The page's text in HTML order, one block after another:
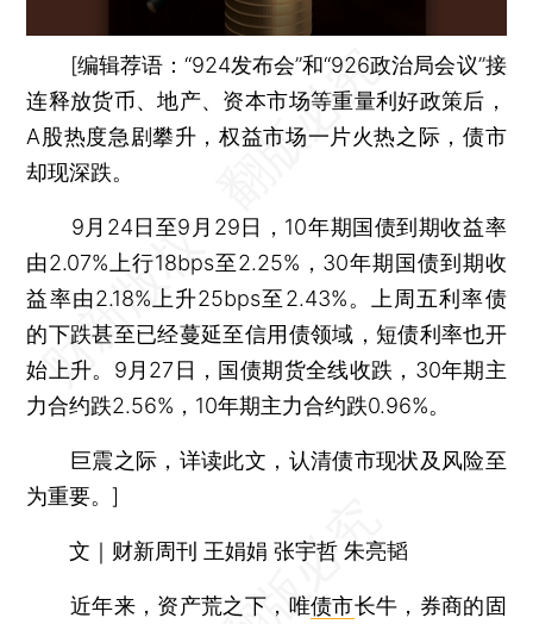
[编辑荐语：“924发布会”和“926政治局会议”接
连释放货币、地产、资本市场等重量利好政策后，
A股热度急剧攀升，权益市场一片火热之际，债市
却现深跌。
9月24日至9月29日，10年期国债到期收益率
由2.07%上行18bps至2.25%，30年期国债到期收
益率由2.18%上升25bps至2.43%。上周五利率债
的下跌甚至已经蔓延至信用债领域，短债利率也开
始上升。9月27日，国债期货全线收跌，30年期主
力合约跌2.56%，10年期主力合约跌0.96%。
巨震之际，详读此文，认清债市现状及风险至
为重要。]
文｜财新周刊 王娟娟 张宇哲 朱亮韬
近年来，资产荒之下，唯债市长牛，券商的固